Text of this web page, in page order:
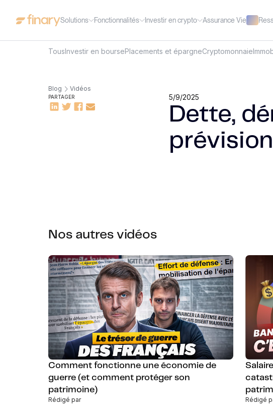
Solutions Fonctionnalités Investir en crypto Assurance Vie
TousInvestir en boursePlacements et épargneCryptomonnaie
Blog Vidéos
PARTAGER 5/9/2025
Dette,
Nos autres vidéos
Comment fonctionne une économie de
guerre (et comment protéger son
patrimoine)
Rédigé par Rédigé